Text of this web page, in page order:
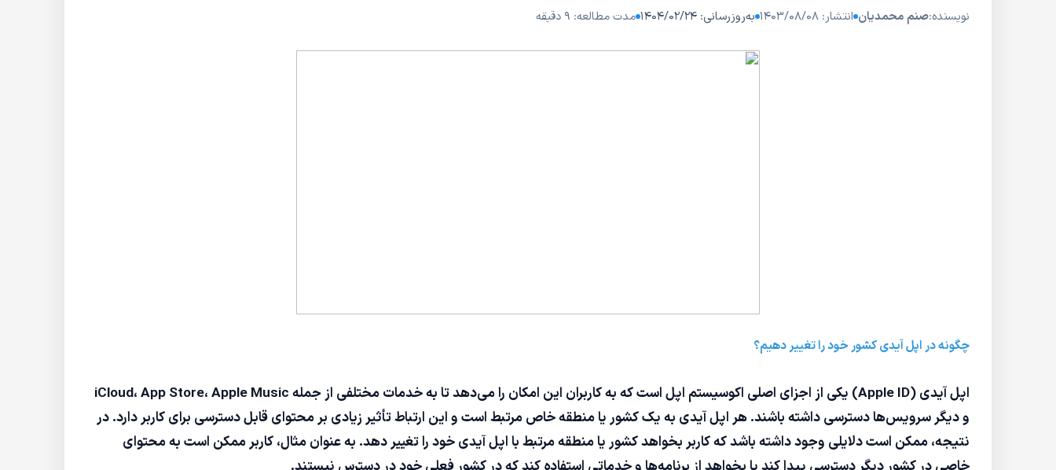
نویسنده:صنم محمدیان انتشار: ۱۴۰۳/۰۸/۰۸ به‌روزرسانی: ۱۴۰۴/۰۲/۲۴ مدت مطالعه: ۹ دقیقه
چگونه در اپل آیدی کشور خود را تغییر دهیم؟
اپل آیدی (Apple ID) یکی از اجزای اصلی اکوسیستم اپل است که به کاربران این امکان را می‌دهد تا به خدمات مختلفی از جمله iCloud، App Store، Apple Music
و دیگر سرویس‌ها دسترسی داشته باشند. هر اپل آیدی به یک کشور یا منطقه خاص مرتبط است و این ارتباط تأثیر زیادی بر محتوای قابل دسترسی برای کاربر دارد. در
نتیجه، ممکن است دلایلی وجود داشته باشد که کاربر بخواهد کشور یا منطقه مرتبط با اپل آیدی خود را تغییر دهد. به عنوان مثال، کاربر ممکن است به محتوای